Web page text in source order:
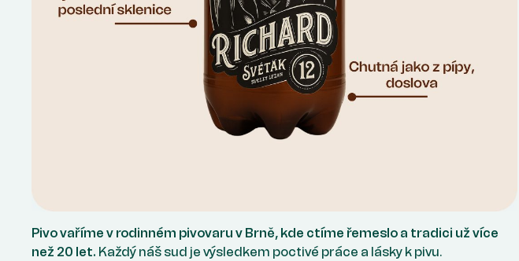
Pivo vaříme v rodinném pivovaru v Brně, kde ctíme řemeslo a tradici už více
než 20 let. Každý náš sud je výsledkem poctivé práce a lásky k pivu.